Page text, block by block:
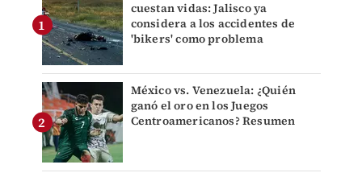
cuestan vidas: Jalisco ya
considera a los accidentes de
'bikers' como problema
México vs. Venezuela: ¿Quién
ganó el oro en los Juegos
Centroamericanos? Resumen